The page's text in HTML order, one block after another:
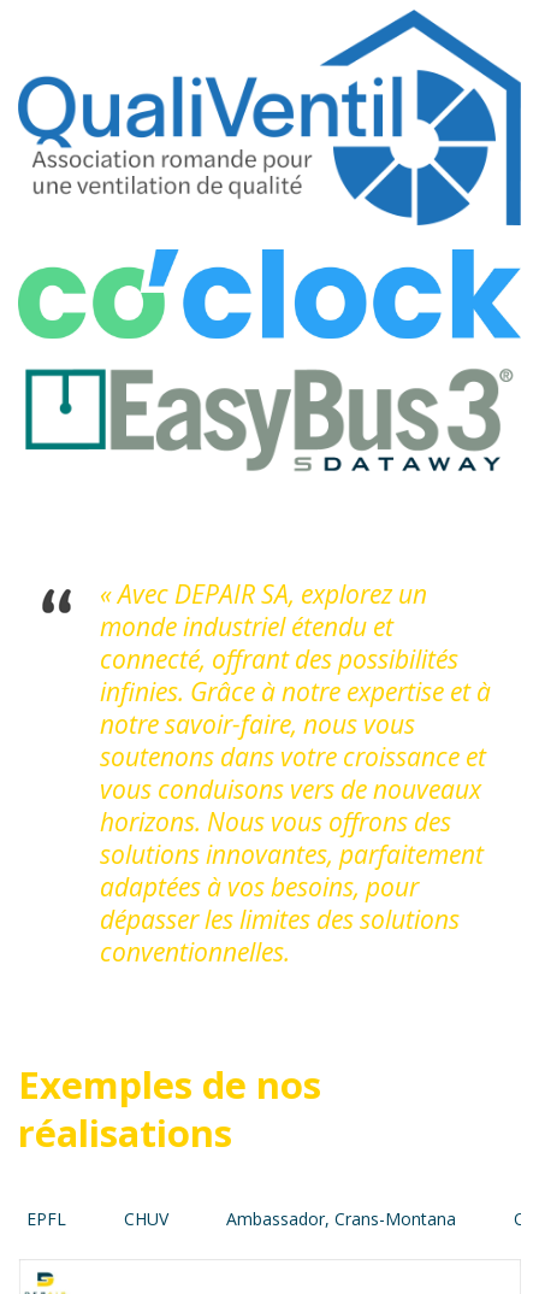
« Avec DEPAIR SA, explorez un
monde industriel étendu et
connecté, offrant des possibilités
infinies. Grâce à notre expertise et à
notre savoir-faire, nous vous
soutenons dans votre croissance et
vous conduisons vers de nouveaux
horizons. Nous vous offrons des
solutions innovantes, parfaitement
adaptées à vos besoins, pour
dépasser les limites des solutions
conventionnelles.
Exemples de nos
réalisations
Ambassador, Crans-Montana ONU,